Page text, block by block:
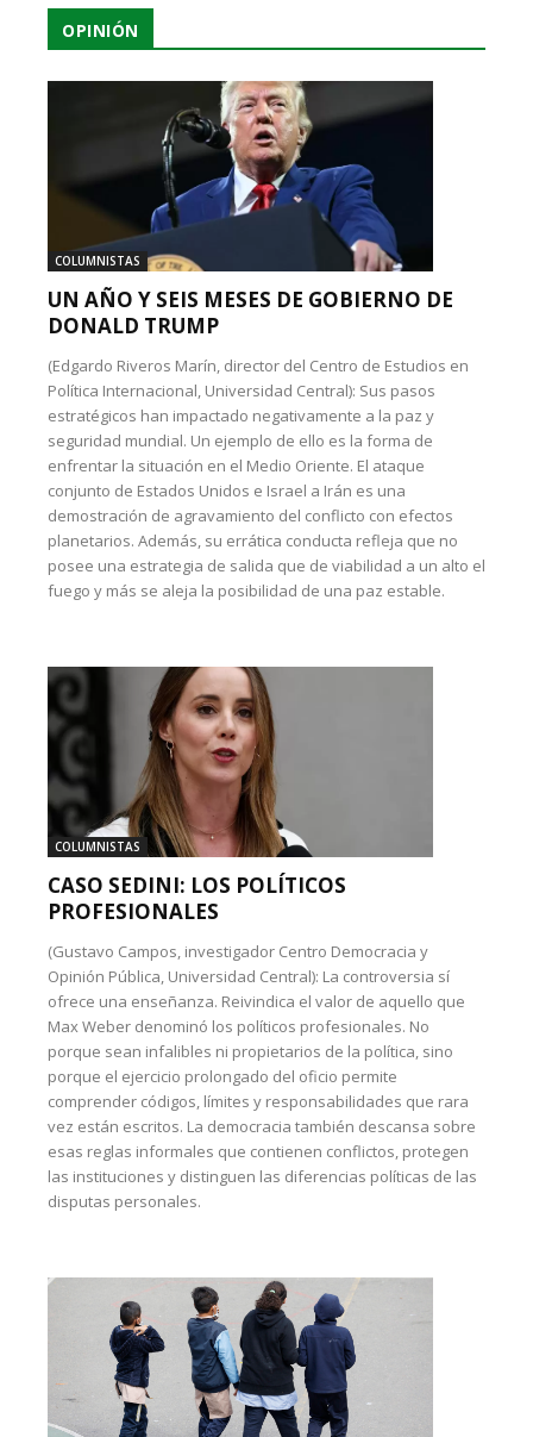
OPINIÓN
COLUMNISTAS
UN AÑO Y SEIS MESES DE GOBIERNO DE
DONALD TRUMP
(Edgardo Riveros Marín, director del Centro de Estudios en
Política Internacional, Universidad Central): Sus pasos
estratégicos han impactado negativamente a la paz y
seguridad mundial. Un ejemplo de ello es la forma de
enfrentar la situación en el Medio Oriente. El ataque
conjunto de Estados Unidos e Israel a Irán es una
demostración de agravamiento del conflicto con efectos
planetarios. Además, su errática conducta refleja que no
posee una estrategia de salida que de viabilidad a un alto el
fuego y más se aleja la posibilidad de una paz estable.
COLUMNISTAS
CASO SEDINI: LOS POLÍTICOS
PROFESIONALES
(Gustavo Campos, investigador Centro Democracia y
Opinión Pública, Universidad Central): La controversia sí
ofrece una enseñanza. Reivindica el valor de aquello que
Max Weber denominó los políticos profesionales. No
porque sean infalibles ni propietarios de la política, sino
porque el ejercicio prolongado del oficio permite
comprender códigos, límites y responsabilidades que rara
vez están escritos. La democracia también descansa sobre
esas reglas informales que contienen conflictos, protegen
las instituciones y distinguen las diferencias políticas de las
disputas personales.